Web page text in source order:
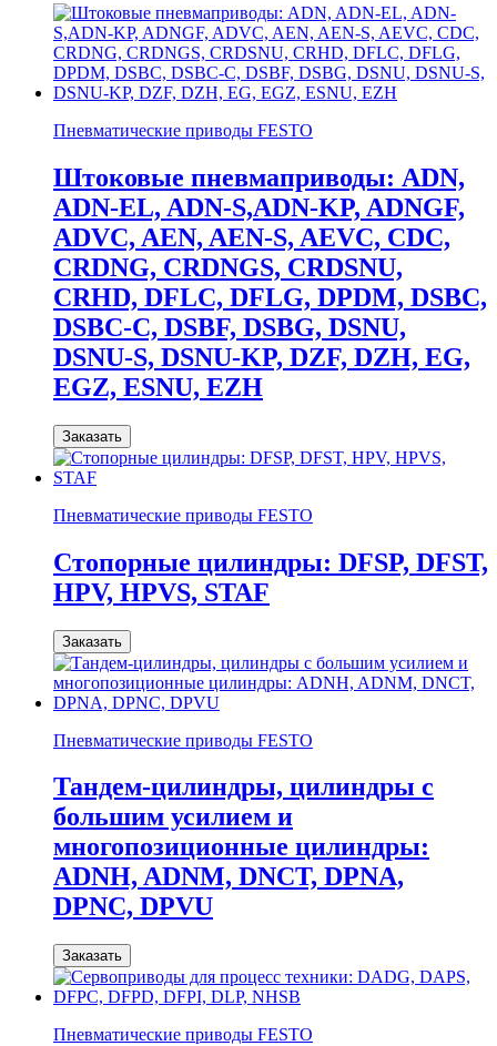
Пневматические приводы FESTO
Штоковые пневмаприводы: ADN,
ADN-EL, ADN-S,ADN-KP, ADNGF,
ADVC, AEN, AEN-S, AEVC, CDC,
CRDNG, CRDNGS, CRDSNU,
CRHD, DFLC, DFLG, DPDM, DSBC,
DSBC-C, DSBF, DSBG, DSNU,
DSNU-S, DSNU-KP, DZF, DZH, EG,
EGZ, ESNU, EZH
Заказать
Пневматические приводы FESTO
Стопорные цилиндры: DFSP, DFST,
HPV, HPVS, STAF
Заказать
Пневматические приводы FESTO
Тандем-цилиндры, цилиндры с
большим усилием и
многопозиционные цилиндры:
ADNH, ADNM, DNCT, DPNA,
DPNC, DPVU
Заказать
Пневматические приводы FESTO